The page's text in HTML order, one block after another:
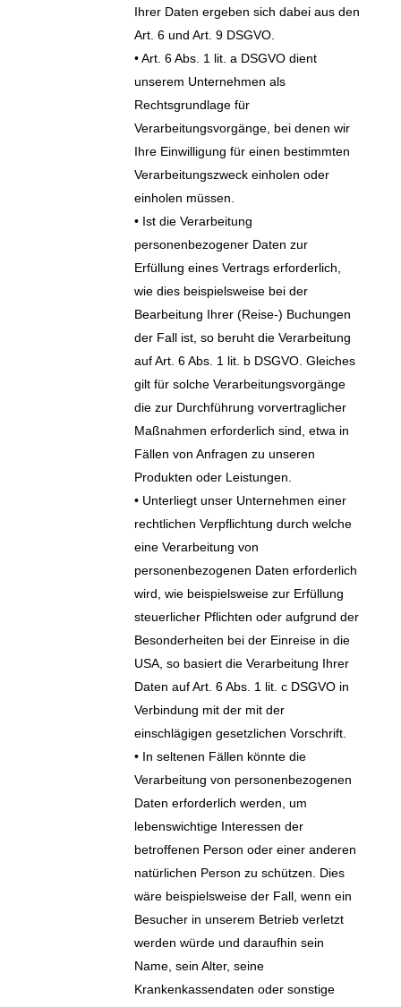
Ihrer Daten ergeben sich dabei aus den
Art. 6 und Art. 9 DSGVO.
• Art. 6 Abs. 1 lit. a DSGVO dient
unserem Unternehmen als
Rechtsgrundlage für
Verarbeitungsvorgänge, bei denen wir
Ihre Einwilligung für einen bestimmten
Verarbeitungszweck einholen oder
einholen müssen.
• Ist die Verarbeitung
personenbezogener Daten zur
Erfüllung eines Vertrags erforderlich,
wie dies beispielsweise bei der
Bearbeitung Ihrer (Reise-) Buchungen
der Fall ist, so beruht die Verarbeitung
auf Art. 6 Abs. 1 lit. b DSGVO. Gleiches
gilt für solche Verarbeitungsvorgänge
die zur Durchführung vorvertraglicher
Maßnahmen erforderlich sind, etwa in
Fällen von Anfragen zu unseren
Produkten oder Leistungen.
• Unterliegt unser Unternehmen einer
rechtlichen Verpflichtung durch welche
eine Verarbeitung von
personenbezogenen Daten erforderlich
wird, wie beispielsweise zur Erfüllung
steuerlicher Pflichten oder aufgrund der
Besonderheiten bei der Einreise in die
USA, so basiert die Verarbeitung Ihrer
Daten auf Art. 6 Abs. 1 lit. c DSGVO in
Verbindung mit der mit der
einschlägigen gesetzlichen Vorschrift.
• In seltenen Fällen könnte die
Verarbeitung von personenbezogenen
Daten erforderlich werden, um
lebenswichtige Interessen der
betroffenen Person oder einer anderen
natürlichen Person zu schützen. Dies
wäre beispielsweise der Fall, wenn ein
Besucher in unserem Betrieb verletzt
werden würde und daraufhin sein
Name, sein Alter, seine
Krankenkassendaten oder sonstige